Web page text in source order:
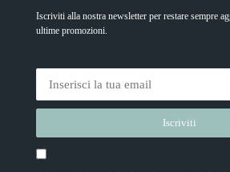
Iscriviti alla nostra newsletter per restare sempre
ultime promozioni.